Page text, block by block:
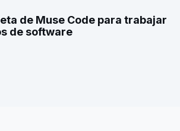
de Muse Code para trabajar
de software